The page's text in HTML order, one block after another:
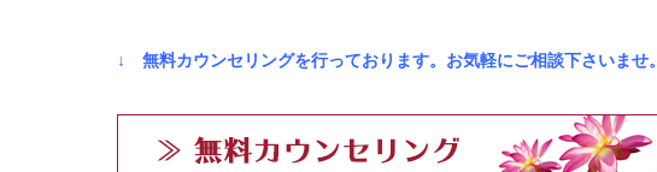
↓ 無料カウンセリングを行っております。お気軽にご相談下さいませ。